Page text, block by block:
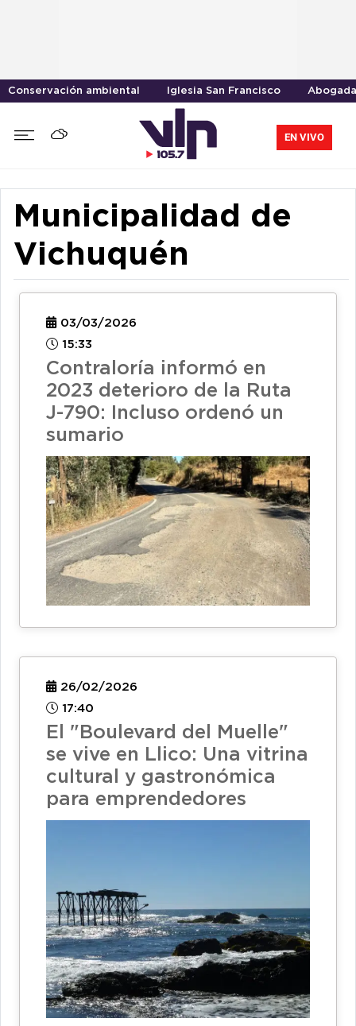
Conservación ambiental Iglesia San Francisco Abogada
EN VIVO
Municipalidad de
Vichuquén
03/03/2026
15:33
Contraloría informó en
2023 deterioro de la Ruta
J-790: Incluso ordenó un
sumario
26/02/2026
17:40
El "Boulevard del Muelle"
se vive en Llico: Una vitrina
cultural y gastronómica
para emprendedores